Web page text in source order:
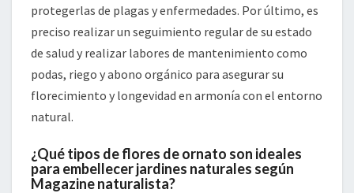
protegerlas de plagas y enfermedades. Por último, es
preciso realizar un seguimiento regular de su estado
de salud y realizar labores de mantenimiento como
podas, riego y abono orgánico para asegurar su
florecimiento y longevidad en armonía con el entorno
natural.
¿Qué tipos de flores de ornato son ideales
para embellecer jardines naturales según
Magazine naturalista?